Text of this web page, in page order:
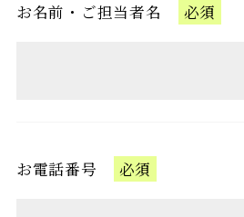
お名前・ご担当者名 必須
お電話番号 必須